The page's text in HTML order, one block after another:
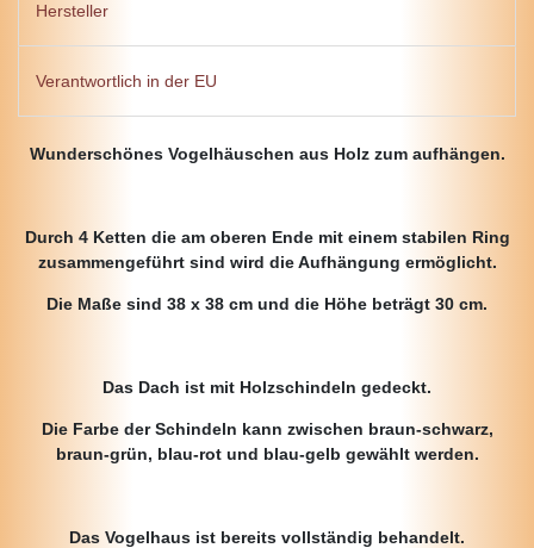
Hersteller
Verantwortlich in der EU
Wunderschönes Vogelhäuschen aus Holz zum aufhängen.
Durch 4 Ketten die am oberen Ende mit einem stabilen Ring
zusammengeführt sind wird die Aufhängung ermöglicht.
Die Maße sind 38 x 38 cm und die Höhe beträgt 30 cm.
Das Dach ist mit Holzschindeln gedeckt.
Die Farbe der Schindeln kann zwischen braun-schwarz,
braun-grün, blau-rot und blau-gelb gewählt werden.
Das Vogelhaus ist bereits vollständig behandelt.